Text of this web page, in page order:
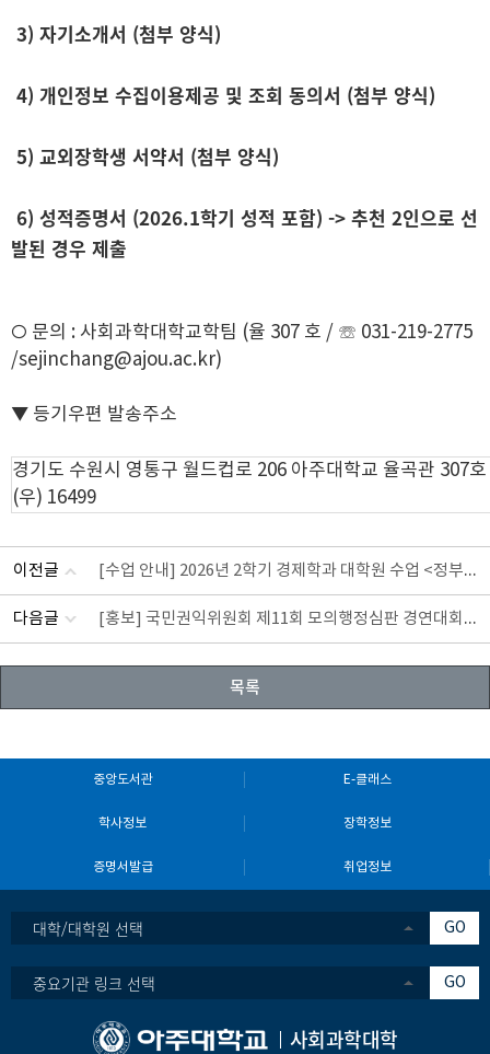
3) 자기소개서 (첨부 양식)
4) 개인정보 수집이용제공 및 조회 동의서 (첨부 양식)
5) 교외장학생 서약서 (첨부 양식)
6) 성적증명서 (2026.1학기 성적 포함) -> 추천 2인으로 선
발된 경우 제출
○ 문의 : 사회과학대학교학팀 (율 307 호 / ☏ 031-219-2775
/sejinchang@ajou.ac.kr)
▼ 등기우편 발송주소
경기도 수원시 영통구 월드컵로 206 아주대학교 율곡관 307
(우) 16499
이전글 [수업 안내] 2026년 2학기 경제학과 대학원 수업 <정부규제론>
다음글 [홍보] 국민권익위원회 제11회 모의행정심판 경연대회 개최 관련 협조 요청
목록
중앙도서관 E-클래스
학사정보 장학정보
증명서발급 취업정보
대학/대학원 선택 GO
중요기관 링크 선택 GO
사회과학대학